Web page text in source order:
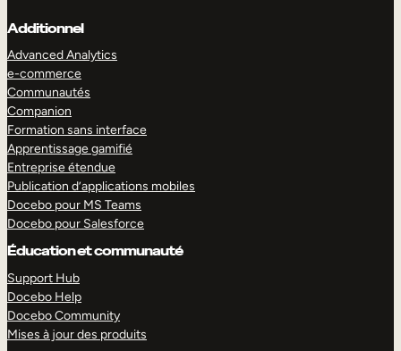
Additionnel
Advanced Analytics
e-commerce
Communautés
Companion
Formation sans interface
Apprentissage gamifié
Entreprise étendue
Publication d’applications mobiles
Docebo pour MS Teams
Docebo pour Salesforce
Éducation et communauté
Support Hub
Docebo Help
Docebo Community
Mises à jour des produits